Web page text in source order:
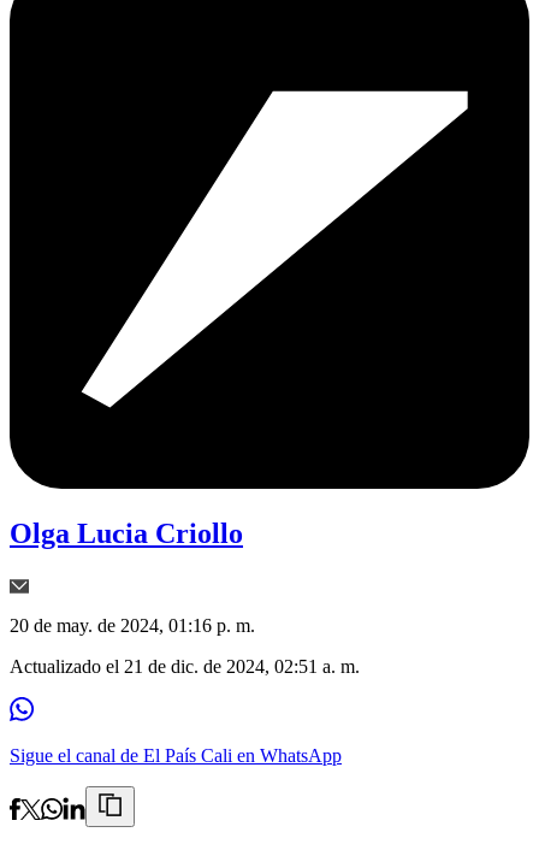
Olga Lucia Criollo
20 de may. de 2024, 01:16 p. m.
Actualizado el 21 de dic. de 2024, 02:51 a. m.
Sigue el canal de El País Cali en WhatsApp